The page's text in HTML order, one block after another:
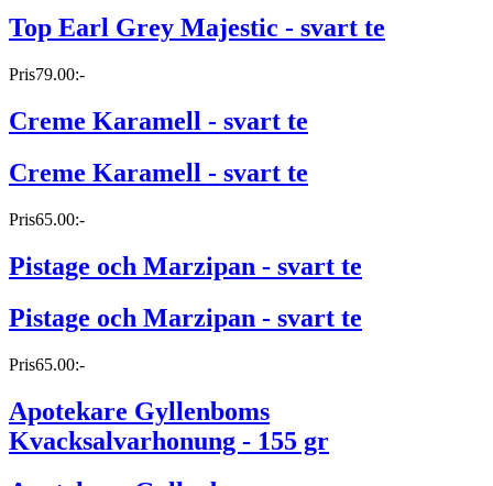
Top Earl Grey Majestic - svart te
Pris79.00:-
Creme Karamell - svart te
Creme Karamell - svart te
Pris65.00:-
Pistage och Marzipan - svart te
Pistage och Marzipan - svart te
Pris65.00:-
Apotekare Gyllenboms
Kvacksalvarhonung - 155 gr